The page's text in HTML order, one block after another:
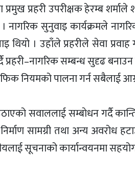
प्रहरी उपरीक्षक हेरम्ब शर्माले
नागरिक सुनुवाइ कार्यक्रमले
। उहाँले प्रहरीले सेवा
सम्बन्ध सुदृढ बनाउन
नियमको पालना गर्न सबैलाई
सवाललाई सम्बाेधन गर्दै
सामग्री तथा अन्य अवरोध
सूचनाको कार्यान्वयनमा